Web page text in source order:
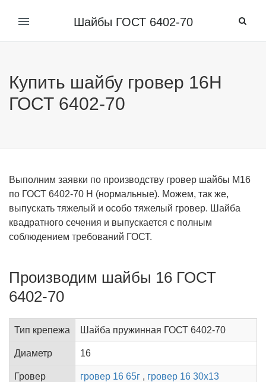
Шайбы ГОСТ 6402-70
Купить шайбу гровер 16Н
ГОСТ 6402-70
Выполним заявки по производству гровер шайбы М16
по ГОСТ 6402-70 Н (нормальные). Можем, так же,
выпускать тяжелый и особо тяжелый гровер. Шайба
квадратного сечения и выпускается с полным
соблюдением требований ГОСТ.
Производим шайбы 16 ГОСТ
6402-70
Тип крепежа Шайба пружинная ГОСТ 6402-70
Диаметр 16
Гровер гровер 16 65г , гровер 16 30х13